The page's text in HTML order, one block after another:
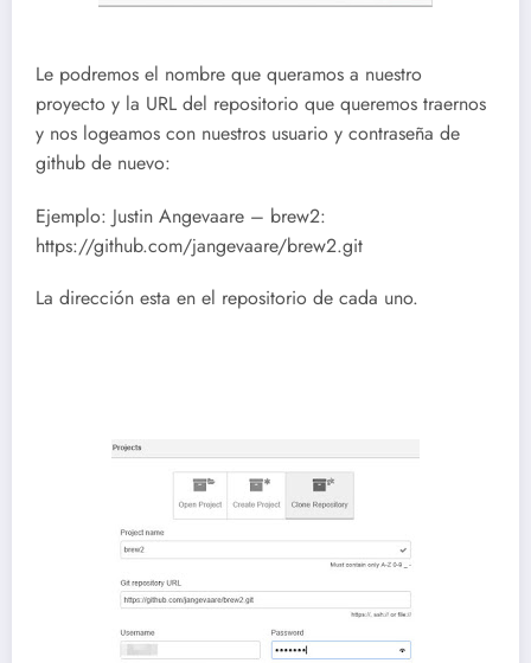
Le podremos el nombre que queramos a nuestro
proyecto y la URL del repositorio que queremos traernos
y nos logeamos con nuestros usuario y contraseña de
github de nuevo:
Ejemplo: Justin Angevaare – brew2:
https://github.com/jangevaare/brew2.git
La dirección esta en el repositorio de cada uno.